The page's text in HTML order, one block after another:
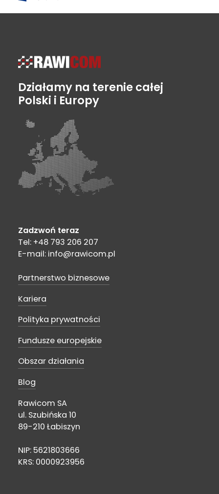
Działamy na terenie całej
Polski i Europy
Zadzwoń teraz
Tel: +48 793 206 207
E-mail: info@rawicom.pl
Partnerstwo biznesowe
Kariera
Polityka prywatności
Fundusze europejskie
Obszar działania
Blog
Rawicom SA
ul. Szubińska 10
89-210 Łabiszyn
NIP: 5621803666
KRS: 0000923956